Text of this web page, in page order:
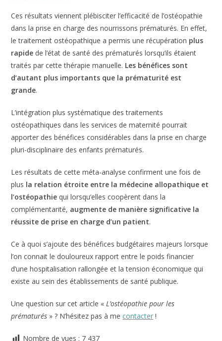
Ces résultats viennent plébisciter l’efficacité de l’ostéopathie
dans la prise en charge des nourrissons prématurés. En effet,
le traitement ostéopathique a permis une récupération plus
rapide de l’état de santé des prématurés lorsqu’ils étaient
traités par cette thérapie manuelle. Les bénéfices sont
d’autant plus importants que la prématurité est
grande.
L’intégration plus systématique des traitements
ostéopathiques dans les services de maternité pourrait
apporter des bénéfices considérables dans la prise en charge
pluri-disciplinaire des enfants prématurés.
Les résultats de cette méta-analyse confirment une fois de
plus la relation étroite entre la médecine allopathique et
l’ostéopathie qui lorsqu’elles coopèrent dans la
complémentarité, augmente de manière significative la
réussite de prise en charge d’un patient.
Ce à quoi s’ajoute des bénéfices budgétaires majeurs lorsque
l’on connait le douloureux rapport entre le poids financier
d’une hospitalisation rallongée et la tension économique qui
existe au sein des établissements de santé publique.
Une question sur cet article «L’ostéopathie pour les
prématurés » ? N’hésitez pas à mecontacter !
Nombre de vues : 7 437